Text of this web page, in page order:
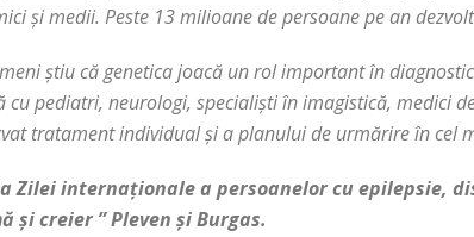
și medii. Peste 13 milioane de persoane pe an
știu că genetica joacă un rol important în
cu pediatri, neurologi, specialiști în imagistică, medici
tratament individual și a planului de urmărire în cel
Zilei internaționale a persoanelor cu epilepsie,
și creier ” Pleven și Burgas.